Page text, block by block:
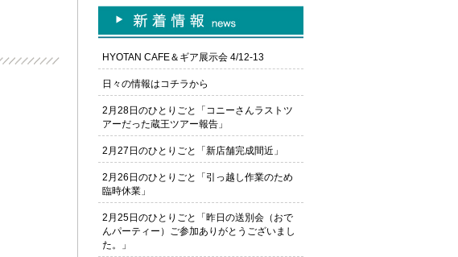
HYOTAN CAFE＆ギア展示会 4/12-13
日々の情報はコチラから
2月28日のひとりごと「コニーさんラストツ
アーだった蔵王ツアー報告」
2月27日のひとりごと「新店舗完成間近」
2月26日のひとりごと「引っ越し作業のため
臨時休業」
2月25日のひとりごと「昨日の送別会（おで
んパーティー）ご参加ありがとうございまし
た。」